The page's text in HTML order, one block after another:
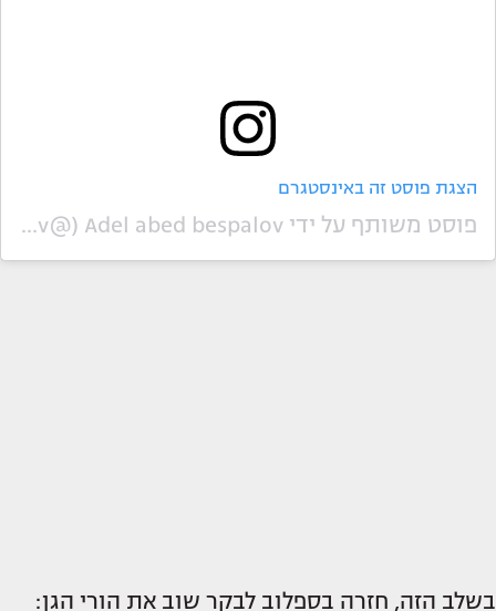
הצגת פוסט זה באינסטגרם
פוסט משותף על ידי ‏‎Adel abed bespalov‎‏ (@‏‎adelbespalov‎‏)
בשלב הזה, חזרה בספלוב לבקר שוב את הורי הגן: